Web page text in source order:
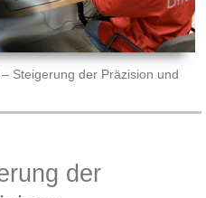
– Steigerung der Präzision und
der